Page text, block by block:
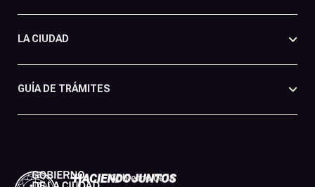
LA CIUDAD
GUÍA DE TRÁMITES
Gobierno de la